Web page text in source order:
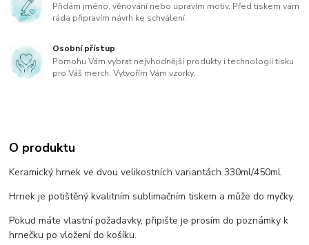
Přidám jméno, věnování nebo upravím motiv. Před tiskem vám
ráda připravím návrh ke schválení.
Osobní přístup
Pomohu Vám vybrat nejvhodnější produkty i technologii tisku
pro Váš merch. Vytvořím Vám vzorky.
O produktu
Keramický hrnek ve dvou velikostních variantách 330ml/450ml.
Hrnek je potištěný kvalitním sublimačním tiskem a může do myčky.
Pokud máte vlastní požadavky, připište je prosím do poznámky k
hrnečku po vložení do košíku.